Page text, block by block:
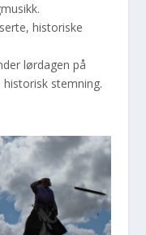
historiske
lørdagen på
stemning.